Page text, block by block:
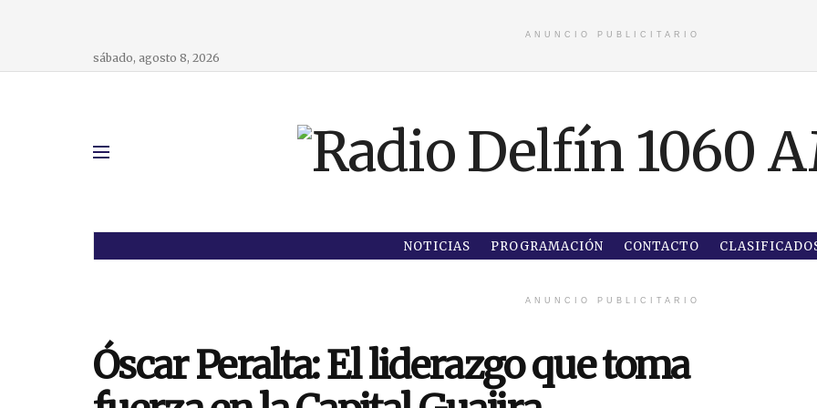
ANUNCIO PUBLICITARIO
sábado, agosto 8, 2026
NOTICIAS PROGRAMACIÓN CONTACTO
ANUNCIO PUBLICITARIO
Óscar Peralta: El liderazgo que toma